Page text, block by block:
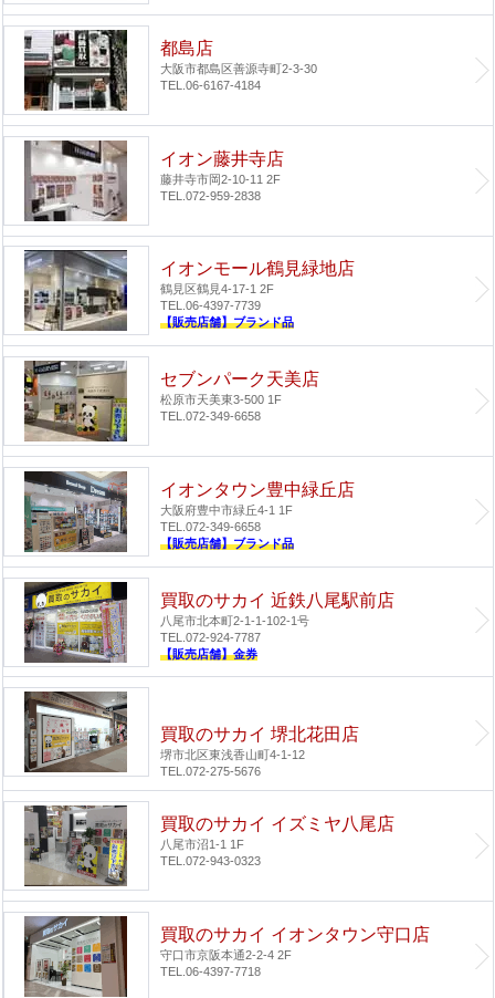
都島店
大阪市都島区善源寺町2-3-30
TEL.06-6167-4184
イオン藤井寺店
藤井寺市岡2-10-11 2F
TEL.072-959-2838
イオンモール鶴見緑地店
鶴見区鶴見4-17-1 2F
TEL.06-4397-7739
【販売店舗】ブランド品
セブンパーク天美店
松原市天美東3-500 1F
TEL.072-349-6658
イオンタウン豊中緑丘店
大阪府豊中市緑丘4-1 1F
TEL.072-349-6658
【販売店舗】ブランド品
買取のサカイ 近鉄八尾駅前店
八尾市北本町2-1-1-102-1号
TEL.072-924-7787
【販売店舗】金券
買取のサカイ 堺北花田店
堺市北区東浅香山町4-1-12
TEL.072-275-5676
買取のサカイ イズミヤ八尾店
八尾市沼1-1 1F
TEL.072-943-0323
買取のサカイ イオンタウン守口店
守口市京阪本通2-2-4 2F
TEL.06-4397-7718